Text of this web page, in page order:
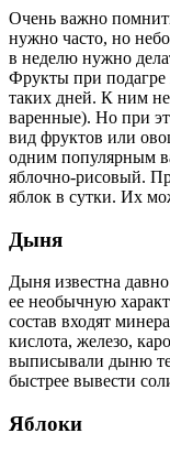
Очень важно
нужно часто, но
в неделю нужно
Фрукты при подагре
таких дней. К ним
варенные). Но при
вид фруктов или
одним популярным
яблочно-рисовый.
яблок в сутки. Их
Дыня
Дыня известна
ее необычную
состав входят
кислота, железо,
выписывали дыню
быстрее вывести
Яблоки